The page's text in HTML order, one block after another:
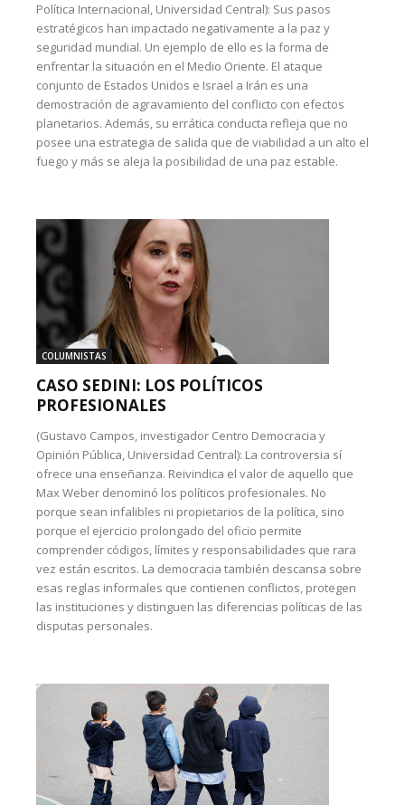
Política Internacional, Universidad Central): Sus pasos
estratégicos han impactado negativamente a la paz y
seguridad mundial. Un ejemplo de ello es la forma de
enfrentar la situación en el Medio Oriente. El ataque
conjunto de Estados Unidos e Israel a Irán es una
demostración de agravamiento del conflicto con efectos
planetarios. Además, su errática conducta refleja que no
posee una estrategia de salida que de viabilidad a un alto el
fuego y más se aleja la posibilidad de una paz estable.
COLUMNISTAS
CASO SEDINI: LOS POLÍTICOS
PROFESIONALES
(Gustavo Campos, investigador Centro Democracia y
Opinión Pública, Universidad Central): La controversia sí
ofrece una enseñanza. Reivindica el valor de aquello que
Max Weber denominó los políticos profesionales. No
porque sean infalibles ni propietarios de la política, sino
porque el ejercicio prolongado del oficio permite
comprender códigos, límites y responsabilidades que rara
vez están escritos. La democracia también descansa sobre
esas reglas informales que contienen conflictos, protegen
las instituciones y distinguen las diferencias políticas de las
disputas personales.